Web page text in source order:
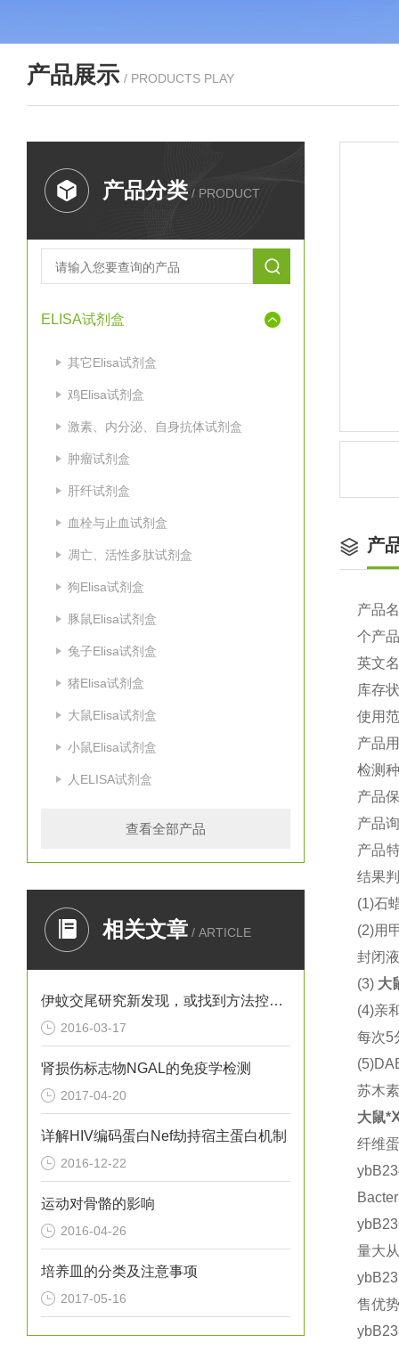
产品展示 / PRODUCTS PLAY
产品分类 / PRODUCT
ELISA试剂盒
其它Elisa试剂盒
鸡Elisa试剂盒
激素、内分泌、自身抗体试剂盒
肿瘤试剂盒
肝纤试剂盒
血栓与止血试剂盒
凋亡、活性多肽试剂盒
狗Elisa试剂盒
豚鼠Elisa试剂盒
兔子Elisa试剂盒
猪Elisa试剂盒
大鼠Elisa试剂盒
小鼠Elisa试剂盒
人ELISA试剂盒
查看全部产品
相关文章 / ARTICLE
伊蚊交尾研究新发现，或找到方法控制寨卡病毒
2016-03-17
肾损伤标志物NGAL的免疫学检测
2017-04-20
详解HIV编码蛋白Nef劫持宿主蛋白机制
2016-12-22
运动对骨骼的影响
2016-04-26
培养皿的分类及注意事项
2017-05-16
产
产品
个产
英文
库存
使用
产品
检测
产品
产品
产品
结果
(1)石
(2)用
封闭
(3) 大
(4)亲
每次5
苏木
大鼠
纤维
量大
售优